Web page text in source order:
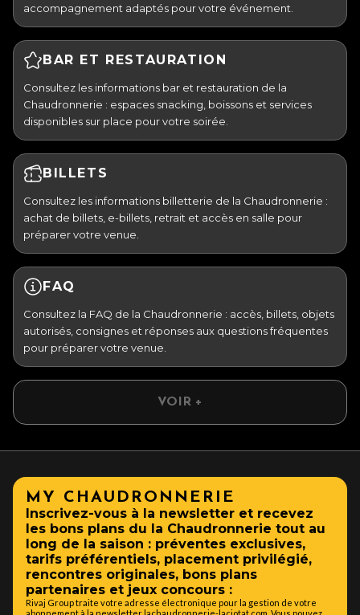
accompagnement adaptés pour votre événement.
BAR ET RESTAURATION
Consultez les informations bar et restauration de la
Chaudronnerie : espaces snacking, boissons et services
disponibles sur place pour votre soirée.
BILLETS
Consultez les informations billetterie de la Chaudronnerie :
achat de billets, e-billets, retrait et accès en salle pour
préparer votre venue.
FAQ
Consultez la FAQ de la Chaudronnerie : accès, billets, objets
autorisés, consignes et réponses aux questions fréquentes
pour préparer votre venue.
VOIR +
MY CHAUDRONNERIE
Inscrivez-vous à la newsletter et recevez
les bons plans du la Chaudronnerie tout au
long de la saison : préventes exclusives,
tarifs préférentiels, placement privilégié,
rencontres originales, bons plans
partenaires et jeux concours :
Rivaj Group traite votre adresse électronique pour la gestion de votre
abonnement à la newsletter lachaudronnerie-laciotat.com. Vous pouvez